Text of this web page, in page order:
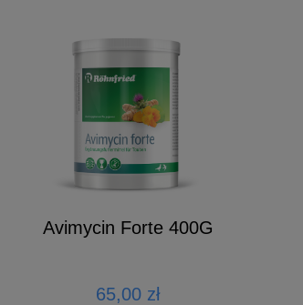
Avimycin Forte 400G
65,00 zł